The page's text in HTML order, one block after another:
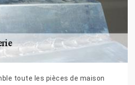
toute les pièces de maison